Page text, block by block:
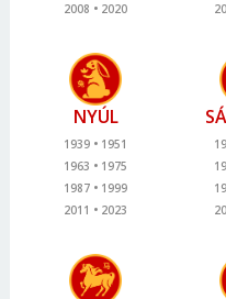
2008
2020
NYÚL
1939
1951
1963
1975
1987
1999
2011
2023